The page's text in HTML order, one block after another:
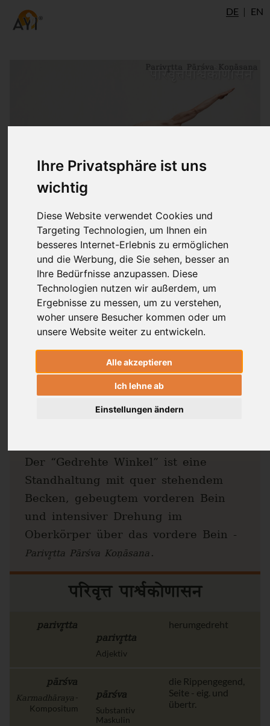
Ihre Privatsphäre ist uns
wichtig
Diese Website verwendet Cookies und
Targeting Technologien, um Ihnen ein
besseres Internet-Erlebnis zu ermöglichen
und die Werbung, die Sie sehen, besser an
Ihre Bedürfnisse anzupassen. Diese
Technologien nutzen wir außerdem, um
Ergebnisse zu messen, um zu verstehen,
woher unsere Besucher kommen oder um
unsere Website weiter zu entwickeln.
Alle akzeptieren
Ich lehne ab
Einstellungen ändern
DE EN
Parivr̥tta Pārśva
Koṇāsana: Gedrehter
Winkel
Der “Gedrehte Winkel” ist eine
Standhaltung mit quer stehendem
Becken, gebeugtem vorderen Bein
und intensiver Drehung im
Oberkörper über das vordere Bein -
Parivr̥tta Pārśva Koṇāsana.
परिवृत्त पार्श्वकोणासन
parivr̥tta
parivr̥tta
Adjektiv
herumgedreht
pārśva
Karmadhāraya -
Kompositum
pārśva
Substantiv
Maskulin
die Rippengegend,
Seite - eig. und
übertr.